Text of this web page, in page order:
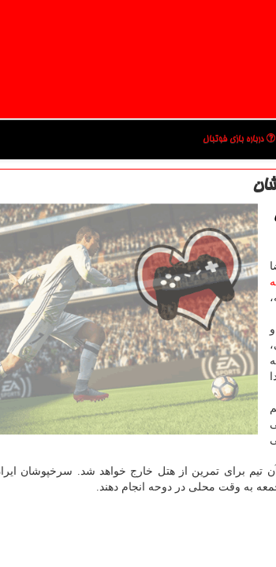
درباره بازی فوتبال
برای تمرین از هتل خارج خواهد شد. سرخپوشان